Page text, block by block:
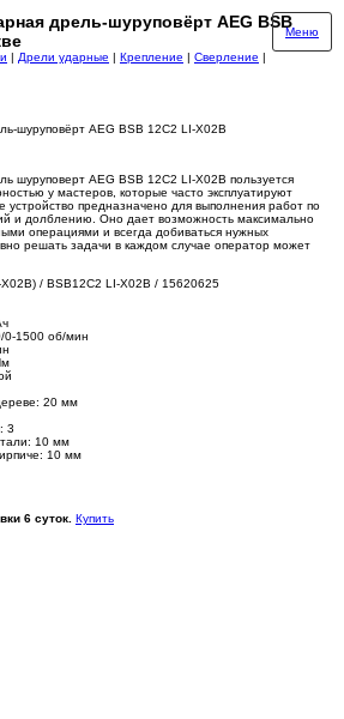
дрель-шуруповёрт AEG BSB
Меню
| Дрели ударные | Крепление | Сверление |
шуруповёрт AEG BSB 12C2 LI-X02B
шуруповерт AEG BSB 12C2 LI-X02B пользуется
у мастеров, которые часто эксплуатируют
устройство предназначено для выполнения работ по
и долблению. Оно дает возможность максимально
операциями и всегда добиваться нужных
решать задачи в каждом случае оператор может
/ BSB12C2 LI-X02B / 15620625
0-1500 об/мин
20 мм
3
10 мм
10 мм
6 суток. Купить